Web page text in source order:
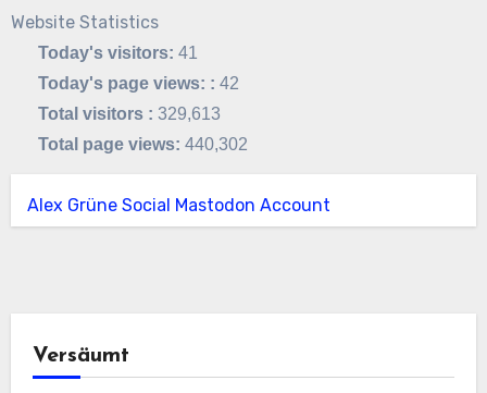
Website Statistics
Today's visitors:41
Today's page views: :42
Total visitors :329,613
Total page views:440,302
Alex Grüne Social Mastodon Account
Versäumt